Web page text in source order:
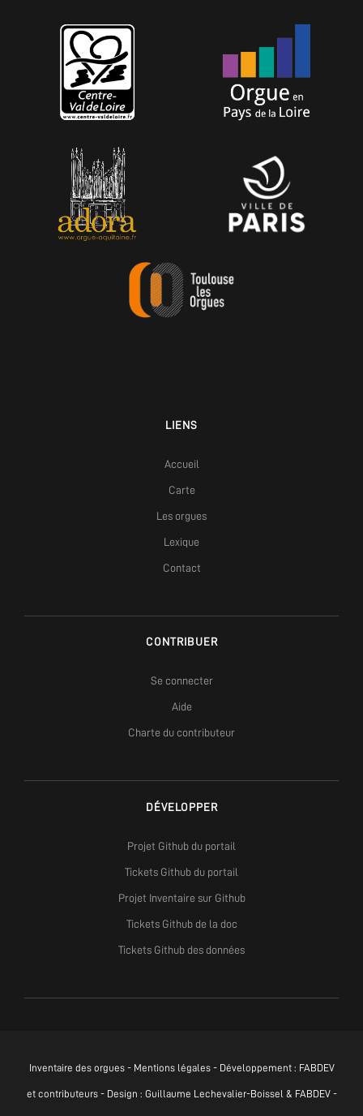
LIENS
Accueil
Carte
Les orgues
Lexique
Contact
CONTRIBUER
Se connecter
Aide
Charte du contributeur
DÉVELOPPER
Projet Github du portail
Tickets Github du portail
Projet Inventaire sur Github
Tickets Github de la doc
Tickets Github des données
Inventaire des orgues - Mentions légales- Développement : FABDEV
et contributeurs - Design : Guillaume Lechevalier-Boissel & FABDEV -